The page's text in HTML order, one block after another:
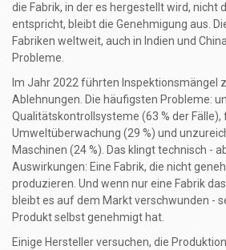
die Fabrik, in der es hergestellt wird, nicht
entspricht, bleibt die Genehmigung aus.
Fabriken weltweit, auch in Indien und
Probleme.
Im Jahr 2022 führten Inspektionsmängel
Ablehnungen. Die häufigsten Probleme:
Qualitätskontrollsysteme (63 % der Fälle),
Umweltüberwachung (29 %) und
Maschinen (24 %). Das klingt technisch -
Auswirkungen: Eine Fabrik, die nicht
produzieren. Und wenn nur eine Fabrik
bleibt es auf dem Markt verschwunden -
Produkt selbst genehmigt hat.
Einige Hersteller versuchen, die